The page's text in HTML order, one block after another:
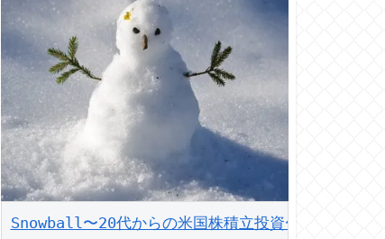
Snowball〜20代からの米国株積立投資〜